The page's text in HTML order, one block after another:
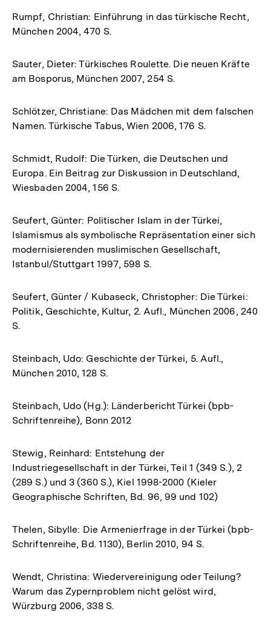
Rumpf, Christian: Einführung in das türkische Recht,
München 2004, 470 S.
Sauter, Dieter: Türkisches Roulette. Die neuen Kräfte
am Bosporus, München 2007, 254 S.
Schlötzer, Christiane: Das Mädchen mit dem falschen
Namen. Türkische Tabus, Wien 2006, 176 S.
Schmidt, Rudolf: Die Türken, die Deutschen und
Europa. Ein Beitrag zur Diskussion in Deutschland,
Wiesbaden 2004, 156 S.
Seufert, Günter: Politischer Islam in der Türkei,
Islamismus als symbolische Repräsentation einer sich
modernisierenden muslimischen Gesellschaft,
Istanbul/Stuttgart 1997, 598 S.
Seufert, Günter / Kubaseck, Christopher: Die Türkei:
Politik, Geschichte, Kultur, 2. Aufl., München 2006, 240
S.
Steinbach, Udo: Geschichte der Türkei, 5. Aufl.,
München 2010, 128 S.
Steinbach, Udo (Hg.): Länderbericht Türkei (bpb-
Schriftenreihe), Bonn 2012
Stewig, Reinhard: Entstehung der
Industriegesellschaft in der Türkei, Teil 1 (349 S.), 2
(289 S.) und 3 (360 S.), Kiel 1998-2000 (Kieler
Geographische Schriften, Bd. 96, 99 und 102)
Thelen, Sibylle: Die Armenierfrage in der Türkei (bpb-
Schriftenreihe, Bd. 1130), Berlin 2010, 94 S.
Wendt, Christina: Wiedervereinigung oder Teilung?
Warum das Zypernproblem nicht gelöst wird,
Würzburg 2006, 338 S.